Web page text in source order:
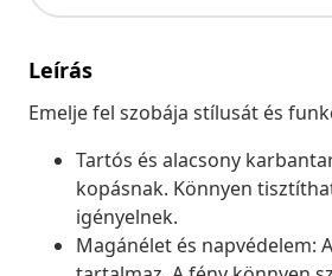
Leírás
Emelje fel szobája stílusát és
Tartós és alacsony
kopásnak. Könnyen
igényelnek.
Magánélet és napvédelem: